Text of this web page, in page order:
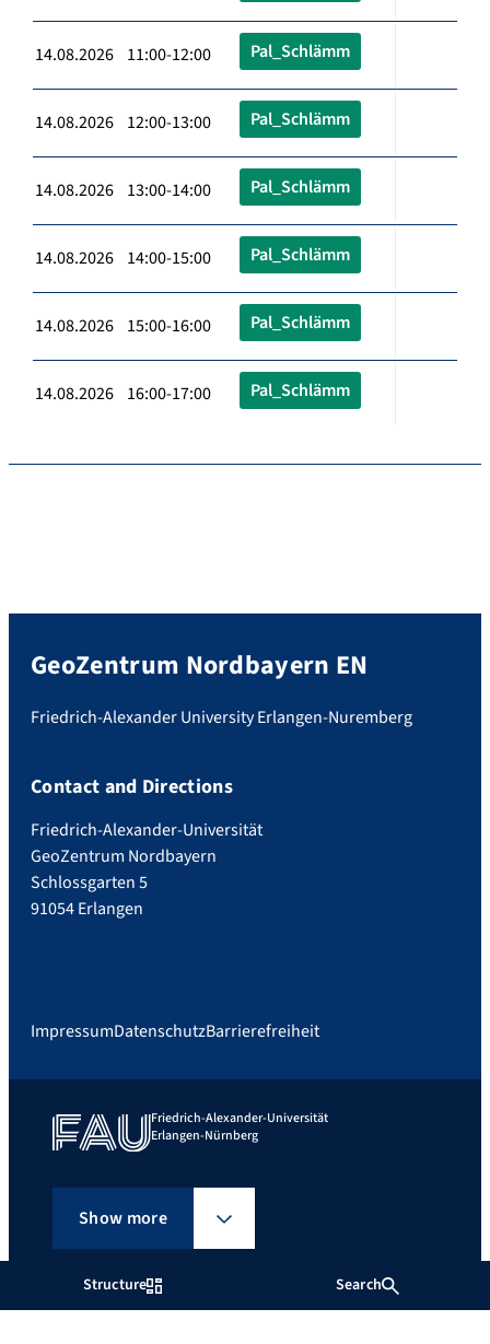
Structure Search
14.08.2026 11:00-12:00 Pal_Schlämm
14.08.2026 12:00-13:00 Pal_Schlämm
14.08.2026 13:00-14:00 Pal_Schlämm
14.08.2026 14:00-15:00 Pal_Schlämm
14.08.2026 15:00-16:00 Pal_Schlämm
14.08.2026 16:00-17:00 Pal_Schlämm
GeoZentrum Nordbayern EN
Friedrich-Alexander University Erlangen-Nuremberg
Contact and Directions
Friedrich-Alexander-Universität
GeoZentrum Nordbayern
Schlossgarten 5
91054 Erlangen
ImpressumDatenschutzBarrierefreiheit
Friedrich-Alexander-Universität
Erlangen-Nürnberg
Show more